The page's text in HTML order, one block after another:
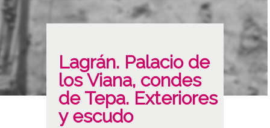
Lagrán. Palacio de
los Viana, condes
de Tepa. Exteriores
y escudo